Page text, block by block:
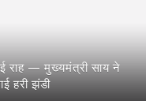
राह — मुख्यमंत्री साय ने
हरी झंडी